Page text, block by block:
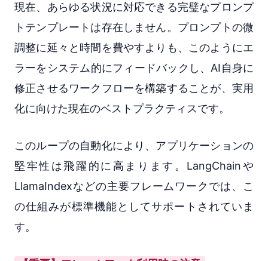
現在、あらゆる状況に対応できる完璧なプロンプ
トテンプレートは存在しません。プロンプトの微
調整に延々と時間を費やすよりも、このようにエ
ラーをシステム的にフィードバックし、AI自身に
修正させるワークフローを構築することが、実用
化に向けた現在のベストプラクティスです。
このループの自動化により、アプリケーションの
堅牢性は飛躍的に高まります。LangChainや
LlamaIndexなどの主要フレームワークでは、こ
の仕組みが標準機能としてサポートされていま
す。